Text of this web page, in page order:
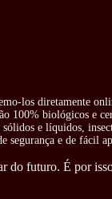
los diretamente
100% biológicos
e líquidos,
segurança e de fácil
futuro. É por